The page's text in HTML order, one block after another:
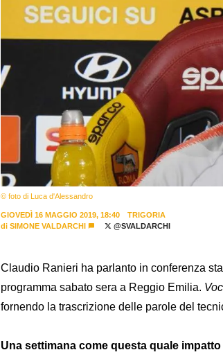
© foto di Luca d'Alessandro
GIOVEDÌ 16 MAGGIO 2019, 18:40
TRIGORIA
di SIMONE VALDARCHI @SVALDARCHI
Claudio Ranieri ha parlanto in conferenza
programma sabato sera a Reggio Emilia.
fornendo la trascrizione delle parole del
Una settimana come questa quale